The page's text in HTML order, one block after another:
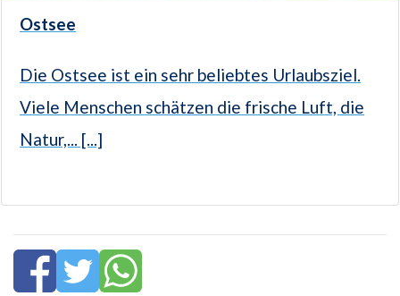
Ostsee
Die Ostsee ist ein sehr beliebtes Urlaubsziel.
Viele Menschen schätzen die frische Luft, die
Natur,... [...]